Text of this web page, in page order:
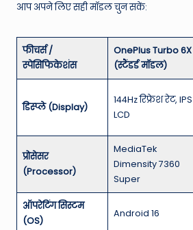
आप अपने लिए सही मॉडल चुन सकें:
फीचर्स /
स्पेसिफिकेशंस
OnePlus Turbo 6X
(स्टैंडर्ड मॉडल)
डिस्प्ले (Display)
144Hz रिफ्रेश रेट, IPS
LCD
प्रोसेसर
(Processor)
MediaTek
Dimensity 7360
Super
ऑपरेटिंग सिस्टम
(OS)
Android 16